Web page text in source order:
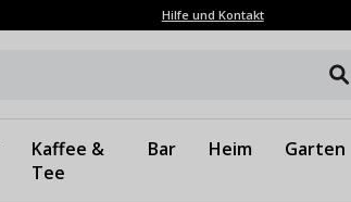
Hilfe und Kontakt
Kaffee &
Tee
Bar Heim Garten